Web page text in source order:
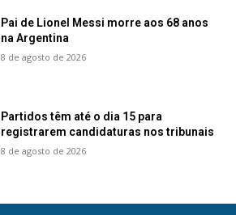
Pai de Lionel Messi morre aos 68 anos
na Argentina
8 de agosto de 2026
Partidos têm até o dia 15 para
registrarem candidaturas nos tribunais
8 de agosto de 2026